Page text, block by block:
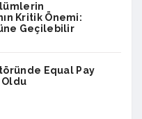
Kritik Önemi:
Geçilebilir
Equal Pay
Oldu